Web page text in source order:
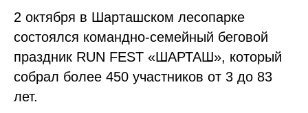
2 октября в Шарташском лесопарке
состоялся командно-семейный беговой
праздник RUN FEST «ШАРТАШ», который
собрал более 450 участников от 3 до 83
лет.